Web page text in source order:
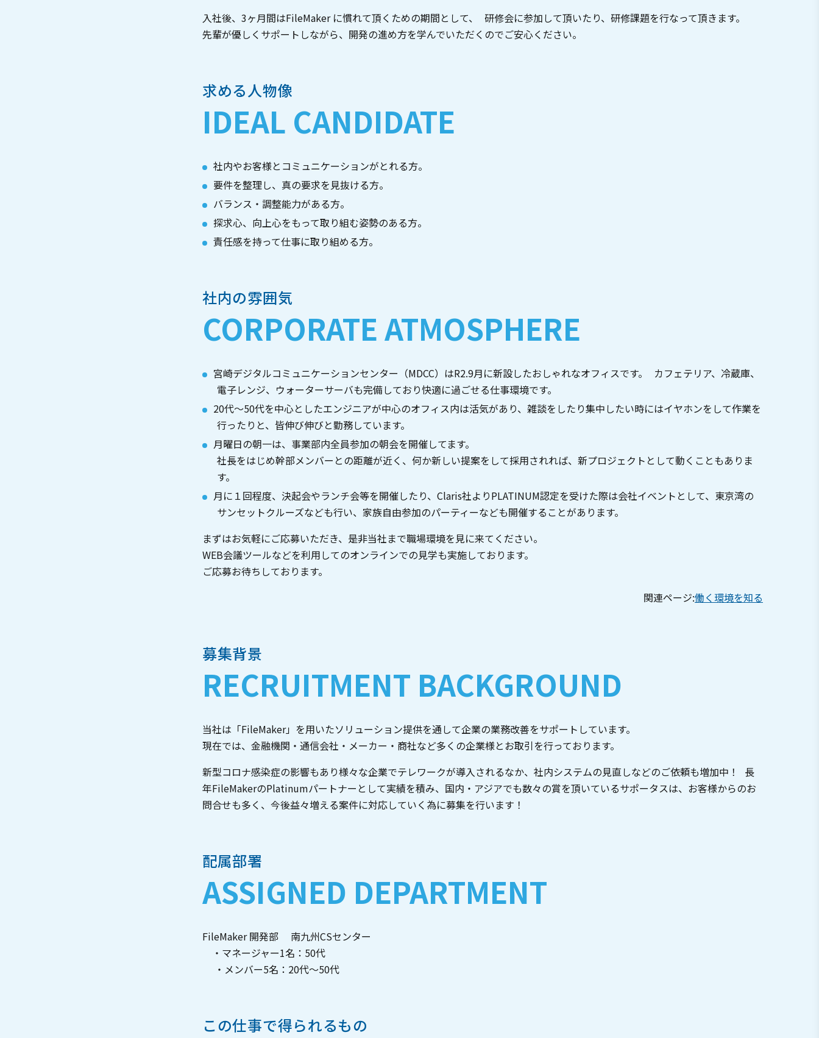
入社後、3ヶ月間はFileMaker に慣れて頂くための期間として、 研修会に参加して頂いたり、研修課題を行なって頂きます。
先輩が優しくサポートしながら、開発の進め方を学んでいただくのでご安心ください。
求める人物像
IDEAL CANDIDATE
社内やお客様とコミュニケーションがとれる方。
要件を整理し、真の要求を見抜ける方。
バランス・調整能力がある方。
探求心、向上心をもって取り組む姿勢のある方。
責任感を持って仕事に取り組める方。
社内の雰囲気
CORPORATE ATMOSPHERE
宮崎デジタルコミュニケーションセンター（MDCC）はR2.9月に新設したおしゃれなオフィスです。 カフェテリア、冷蔵庫、
電子レンジ、ウォーターサーバも完備しており快適に過ごせる仕事環境です。
20代〜50代を中心としたエンジニアが中心のオフィス内は活気があり、雑談をしたり集中したい時にはイヤホンをして作業を
行ったりと、皆伸び伸びと勤務しています。
月曜日の朝一は、事業部内全員参加の朝会を開催してます。
社長をはじめ幹部メンバーとの距離が近く、何か新しい提案をして採用されれば、新プロジェクトとして動くこともありま
す。
月に１回程度、決起会やランチ会等を開催したり、Claris社よりPLATINUM認定を受けた際は会社イベントとして、東京湾の
サンセットクルーズなども行い、家族自由参加のパーティーなども開催することがあります。
まずはお気軽にご応募いただき、是非当社まで職場環境を見に来てください。
WEB会議ツールなどを利用してのオンラインでの見学も実施しております。
ご応募お待ちしております。
関連ページ:働く環境を知る
募集背景
RECRUITMENT BACKGROUND
当社は「FileMaker」を⽤いたソリューション提供を通して企業の業務改善をサポートしています。
現在では、⾦融機関・通信会社・メーカー・商社など多くの企業様とお取引を⾏っております。
新型コロナ感染症の影響もあり様々な企業でテレワークが導入されるなか、社内システムの見直しなどのご依頼も増加中！ 長
年FileMakerのPlatinumパートナーとして実績を積み、国内・アジアでも数々の賞を頂いているサポータスは、お客様からのお
問合せも多く、今後益々増える案件に対応していく為に募集を⾏います！
配属部署
ASSIGNED DEPARTMENT
FileMaker 開発部 南九州CSセンター
・マネージャー1名：50代
・メンバー5名：20代〜50代
この仕事で得られるもの